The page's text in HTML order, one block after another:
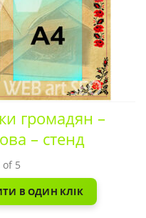
громадян –
– стенд
5
В ОДИН КЛІК